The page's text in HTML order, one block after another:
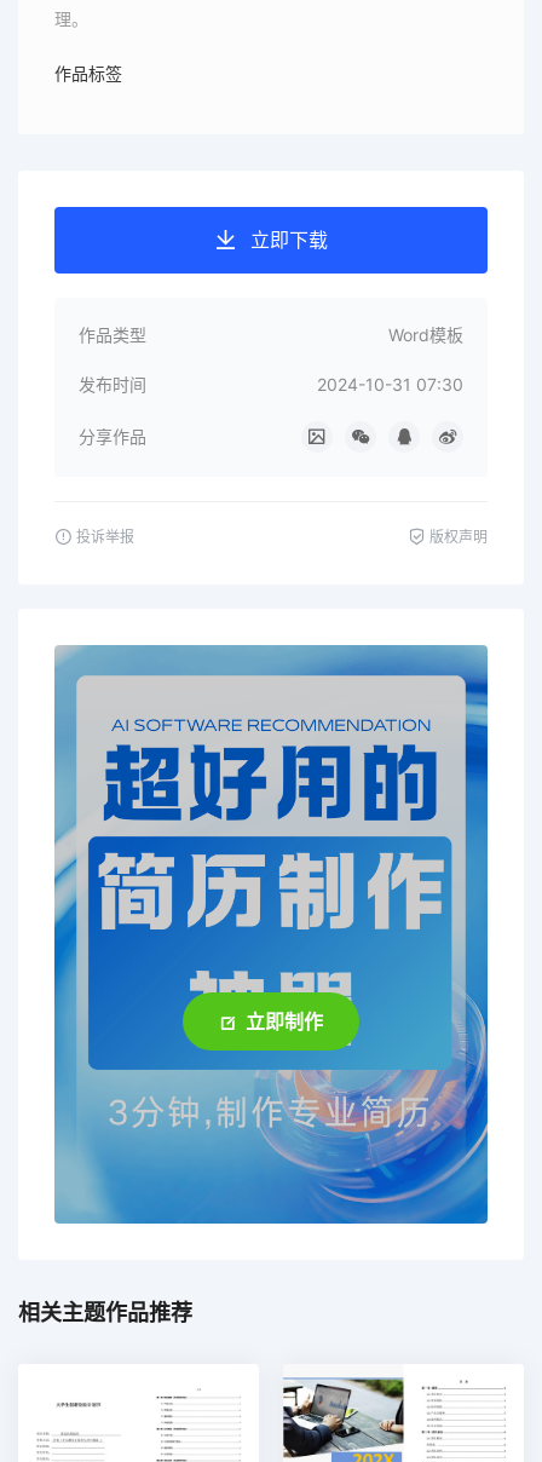
理。
作品标签
立即下载
作品类型 Word模板
发布时间 2024-10-31 07:30
分享作品
投诉举报 版权声明
立即制作
相关主题作品推荐